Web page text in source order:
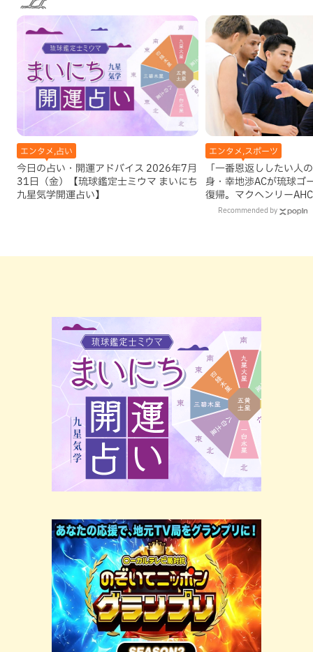
エンタメ,占い
今日の占い・開運アドバイス 2026年7月
31日（金）【琉球鑑定士ミウマ まいにち
九星気学開運占い】
エンタメ,スポーツ
「一番恩返ししたい人
身・幸地渉ACが琉球ゴ
復帰。マクヘンリー
理由Recommended by